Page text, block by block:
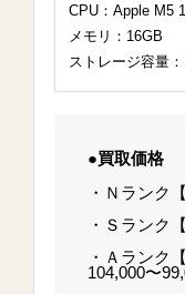
CPU：Apple M5
メモリ：16GB
ストレージ容量
●買取価格
・Ｎランク
・Ｓランク
・Ａランク
104,000〜